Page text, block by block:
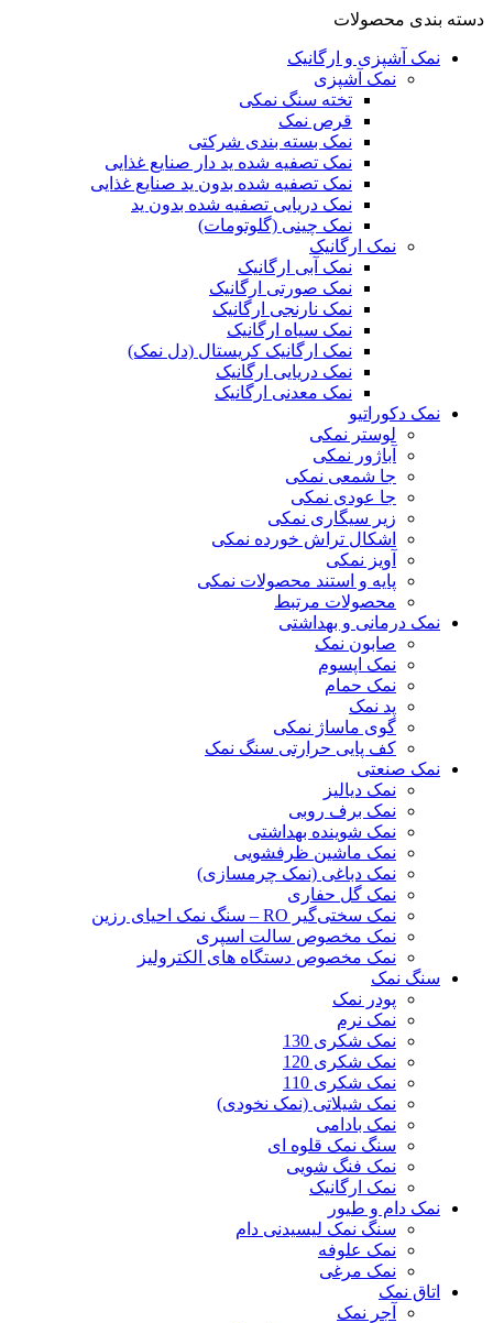
دسته بندی محصولات
نمک آشپزی و ارگانیک
نمک آشپزی
تخته سنگ نمکی
قرص نمک
نمک بسته بندی شرکتی
نمک تصفیه شده ید دار صنایع غذایی
نمک تصفیه شده بدون ید صنایع غذایی
نمک دریایی تصفیه شده بدون ید
نمک چینی (گلوتومات)
نمک ارگانیک
نمک آبی ارگانیک
نمک صورتی ارگانیک
نمک نارنجی ارگانیک
نمک سیاه ارگانیک
نمک ارگانیک کریستال (دل نمک)
نمک دریایی ارگانیک
نمک معدنی ارگانیک
نمک دکوراتیو
لوستر نمکی
آباژور نمکی
جا شمعی نمکی
جا عودی نمکی
زیر سیگاری نمکی
اشکال تراش خورده نمکی
آویز نمکی
پایه و استند محصولات نمکی
محصولات مرتبط
نمک درمانی و بهداشتی
صابون نمک
نمک اپسوم
نمک حمام
پد نمک
گوی ماساژ نمکی
کف پایی حرارتی سنگ نمک
نمک صنعتی
نمک دیالیز
نمک برف روبی
نمک شوینده بهداشتی
نمک ماشین ظرفشویی
نمک دباغی (نمک چرمسازی)
نمک گل حفاری
نمک سختی‌گیر RO – سنگ نمک احیای رزین
نمک مخصوص سالت اسپری
نمک مخصوص دستگاه های الکترولیز
سنگ نمک
پودر نمک
نمک نرم
نمک شکری 130
نمک شکری 120
نمک شکری 110
نمک شیلاتی (نمک نخودی)
نمک بادامی
سنگ نمک قلوه ای
نمک فنگ شویی
نمک ارگانیک
نمک دام و طیور
سنگ نمک لیسیدنی دام
نمک علوفه
نمک مرغی
اتاق نمک
آجر نمک